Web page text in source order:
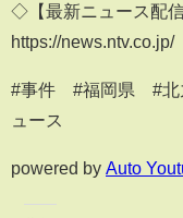
◇【最新ニュース配
https://news.ntv.co.jp/
#事件 #福岡県 #
ュース
powered by Auto